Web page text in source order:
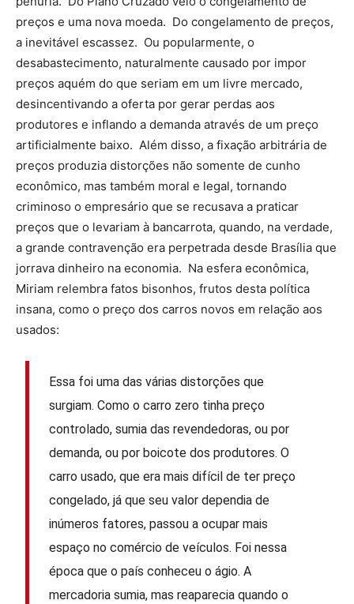
preços e uma nova moeda. Do congelamento de preços,
a inevitável escassez. Ou popularmente, o
desabastecimento, naturalmente causado por impor
preços aquém do que seriam em um livre mercado,
desincentivando a oferta por gerar perdas aos
produtores e inflando a demanda através de um preço
artificialmente baixo. Além disso, a fixação arbitrária de
preços produzia distorções não somente de cunho
econômico, mas também moral e legal, tornando
criminoso o empresário que se recusava a praticar
preços que o levariam à bancarrota, quando, na verdade,
a grande contravenção era perpetrada desde Brasília que
jorrava dinheiro na economia. Na esfera econômica,
Miriam relembra fatos bisonhos, frutos desta política
insana, como o preço dos carros novos em relação aos
usados:
Essa foi uma das várias distorções que
surgiam. Como o carro zero tinha preço
controlado, sumia das revendedoras, ou por
demanda, ou por boicote dos produtores. O
carro usado, que era mais difícil de ter preço
congelado, já que seu valor dependia de
inúmeros fatores, passou a ocupar mais
espaço no comércio de veículos. Foi nessa
época que o país conheceu o ágio. A
mercadoria sumia, mas reaparecia quando o